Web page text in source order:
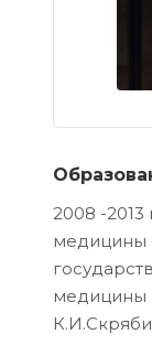
2008 -2013
медицины